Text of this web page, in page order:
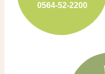
0564-52-2200